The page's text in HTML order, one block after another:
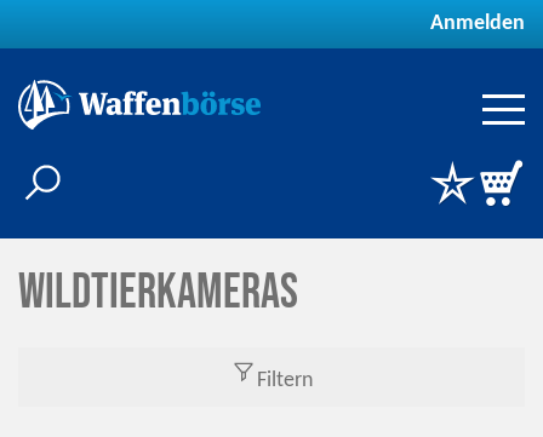
Anmelden
Wildtierkameras
Filtern